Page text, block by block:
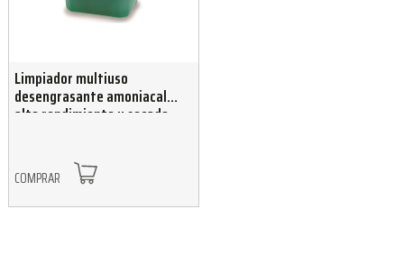
Limpiador multiuso
desengrasante amoniacal
alto rendimiento y secado
COMPRAR